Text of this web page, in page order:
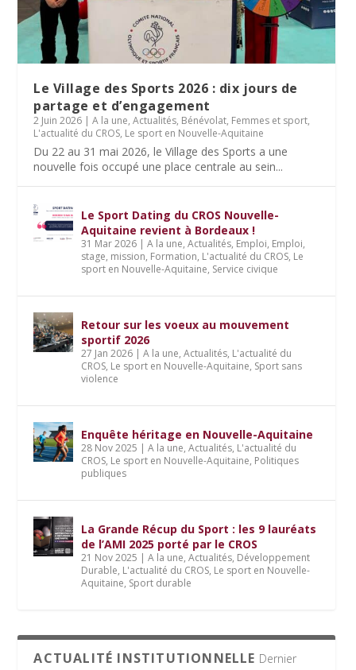
Le Village des Sports 2026 : dix jours de
partage et d’engagement
2 Juin 2026 |A la une,Actualités, Bénévolat, Femmes et sport,
L'actualité du CROS, Le sport en Nouvelle-Aquitaine
Du 22 au 31 mai 2026, le Village des Sports a une
nouvelle fois occupé une place centrale au sein...
Le Sport Dating du CROS Nouvelle-
Aquitaine revient à Bordeaux !
31 Mar 2026 |A la une,Actualités, Emploi, Emploi,
stage, mission, Formation, L'actualité du CROS, Le
sport en Nouvelle-Aquitaine, Service civique
Retour sur les voeux au mouvement
sportif 2026
27 Jan 2026 |A la une,Actualités, L'actualité du
CROS, Le sport en Nouvelle-Aquitaine, Sport sans
violence
Enquête héritage en Nouvelle-Aquitaine
28 Nov 2025 |A la une,Actualités, L'actualité du
CROS, Le sport en Nouvelle-Aquitaine, Politiques
publiques
La Grande Récup du Sport : les 9 lauréats
de l’AMI 2025 porté par le CROS
21 Nov 2025 |A la une,Actualités, Développement
Durable, L'actualité du CROS, Le sport en Nouvelle-
Aquitaine, Sport durable
ACTUALITÉ INSTITUTIONNELLE Dernier